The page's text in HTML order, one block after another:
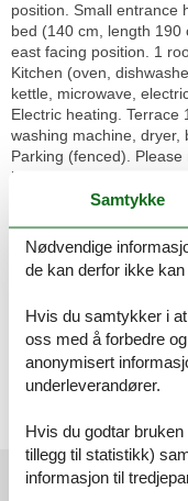
position. Small entrance
bed (140 cm, length 190
east facing position. 1
Kitchen (oven,
kettle, microwave,
Electric heating. Terrace
washing machine, dryer,
Parking (fenced).
individual according to
storeys. In a quiet
beach. In the complex:
restaurant 700 m,
swimming pool 1.7 km,
course (18 hole) 4.1
Nearby attractions:
de Caen 46 km, Plage
the agency -------- in
Samtykke
Nødvendige
de kan derfor ikke kan
Hvis du samtykker i
oss med å forbedre
anonymisert
underleverandører.
Hvis du godtar
tillegg til statistikk)
informasjon til